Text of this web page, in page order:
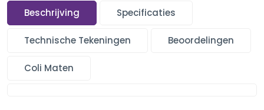
Beschrijving Specificaties
Technische Tekeningen Beoordelingen
Coli Maten